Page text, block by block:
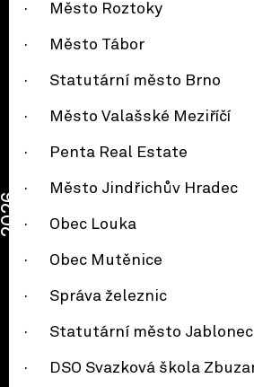
· Město Roztoky
· Město Tábor
· Statutární město Brno
· Město Valašské Meziříčí
· Penta Real Estate
· Město Jindřichův Hradec
· Obec Louka
· Obec Mutěnice
· Správa železnic
· Statutární město Jablonec
· DSO Svazková škola
2026